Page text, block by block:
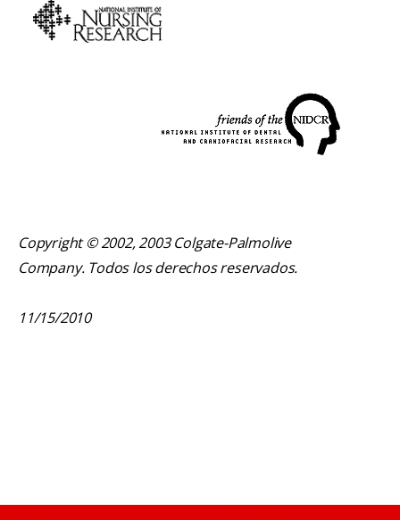
Copyright © 2002, 2003 Colgate-Palmolive
Company. Todos los derechos reservados.
11/15/2010